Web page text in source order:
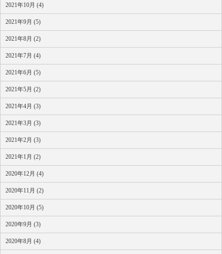
2021年10月 (4)
2021年9月 (5)
2021年8月 (2)
2021年7月 (4)
2021年6月 (5)
2021年5月 (2)
2021年4月 (3)
2021年3月 (3)
2021年2月 (3)
2021年1月 (2)
2020年12月 (4)
2020年11月 (2)
2020年10月 (5)
2020年9月 (3)
2020年8月 (4)